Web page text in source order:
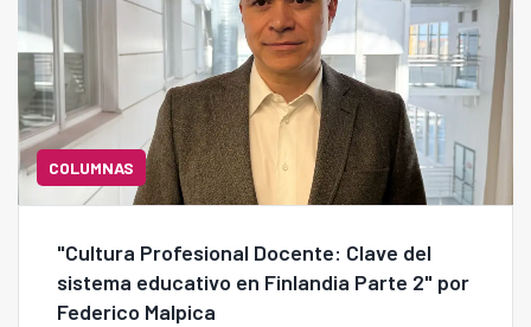
COLUMNAS
"Cultura Profesional Docente: Clave del
sistema educativo en Finlandia Parte 2" por
Federico Malpica